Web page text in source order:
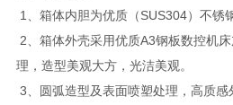
1、箱体内胆为优质（SUS304）不锈
2、箱体外壳采用优质A3钢板数控机
理，造型美观大方，光洁美观。
3、圆弧造型及表面喷塑处理，高质感